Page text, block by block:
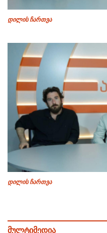
დილის ჩართვა
დილის ჩართვა
მულტიმედია